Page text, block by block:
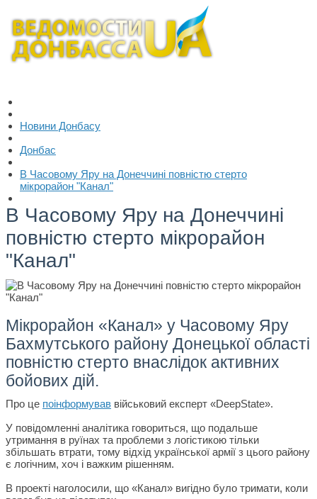
Новини Донбасу
Донбас
В Часовому Яру на Донеччині повністю стерто
мікрорайон "Канал"
В Часовому Яру на Донеччині
повністю стерто мікрорайон
"Канал"
Мікрорайон «Канал» у Часовому Яру
Бахмутського району Донецької області
повністю стерто внаслідок активних
бойових дій.
Про це поінформував військовий експерт «DeepState».
У повідомленні аналітика говориться, що подальше
утримання в руїнах та проблеми з логістикою тільки
збільшать втрати, тому відхід української армії з цього району
є логічним, хоч і важким рішенням.
В проекті наголосили, що «Канал» вигідно було тримати, коли